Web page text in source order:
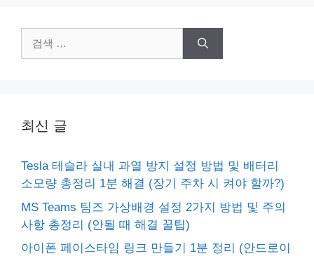
최신 글
Tesla 테슬라 실내 과열 방지 설정 방법 및 배터리
소모량 총정리 1분 해결 (장기 주차 시 켜야 할까?)
MS Teams 팀즈 가상배경 설정 2가지 방법 및 주의
사항 총정리 (안될 때 해결 꿀팁)
아이폰 페이스타임 링크 만들기 1분 정리 (안드로이